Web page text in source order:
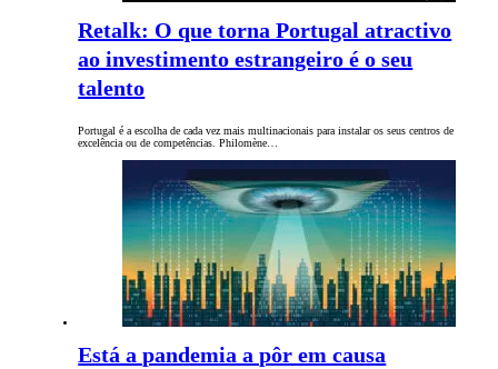
Retalk: O que torna Portugal atractivo
ao investimento estrangeiro é o seu
talento
Portugal é a escolha de cada vez mais multinacionais para instalar os seus centros de
excelência ou de competências. Philomène…
Está a pandemia a pôr em causa